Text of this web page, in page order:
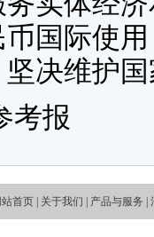
国际使
决维护
报
站首页 关于我们 产品与服务